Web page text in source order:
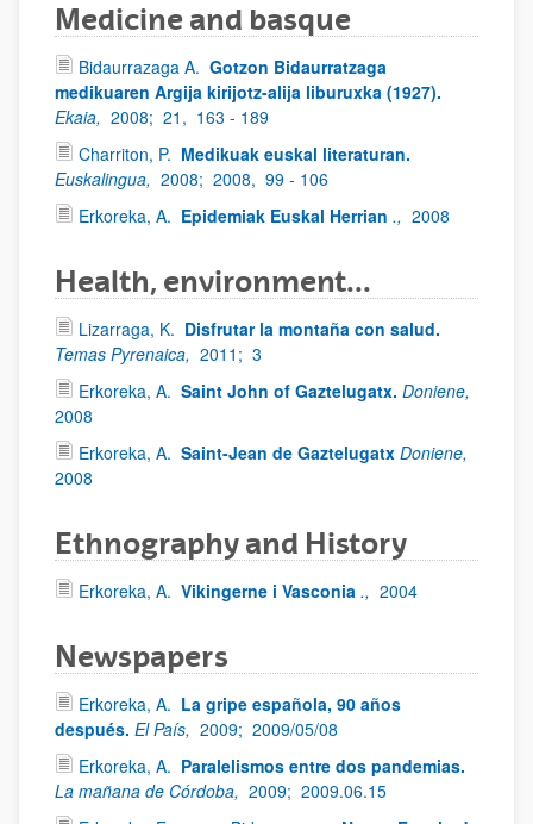
Medicine and basque
Bidaurrazaga A. Gotzon Bidaurratzaga
medikuaren Argija kirijotz-alija liburuxka (1927).
Ekaia, 2008; 21, 163 - 189
Charriton, P. Medikuak euskal literaturan.
Euskalingua, 2008; 2008, 99 - 106
Erkoreka, A. Epidemiak Euskal Herrian ., 2008
Health, environment...
Lizarraga, K. Disfrutar la montaña con salud.
Temas Pyrenaica, 2011; 3
Erkoreka, A. Saint John of Gaztelugatx. Doniene,
2008
Erkoreka, A. Saint-Jean de Gaztelugatx Doniene,
2008
Ethnography and History
Erkoreka, A. Vikingerne i Vasconia ., 2004
Newspapers
Erkoreka, A. La gripe española, 90 años
después. El País, 2009; 2009/05/08
Erkoreka, A. Paralelismos entre dos pandemias.
La mañana de Córdoba, 2009; 2009.06.15